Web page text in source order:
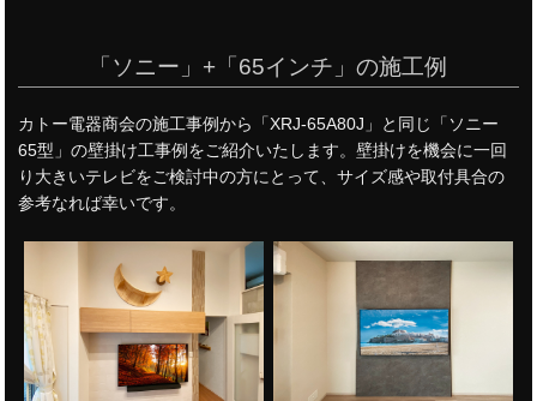
「ソニー」+「65インチ」の施工例
カトー電器商会の施工事例から「XRJ-65A80J」と同じ「ソニー
65型」の壁掛け工事例をご紹介いたします。壁掛けを機会に一回
り大きいテレビをご検討中の方にとって、サイズ感や取付具合の
参考なれば幸いです。